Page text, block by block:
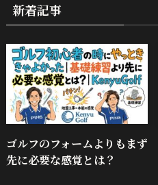
新着記事
ゴルフのフォームよりもまず
先に必要な感覚とは？